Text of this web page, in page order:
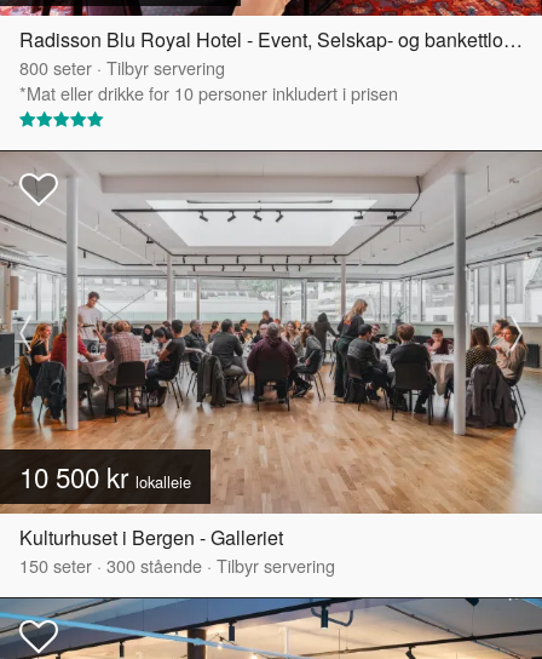
Radisson Blu Royal Hotel - Event, Selskap- og bankettlokaler
800seter · Tilbyr servering
*Mat eller drikke for 10 personer inkludert i prisen
10 500 kr lokalleie
Kulturhuset i Bergen - Galleriet
150seter · 300stående · Tilbyr servering